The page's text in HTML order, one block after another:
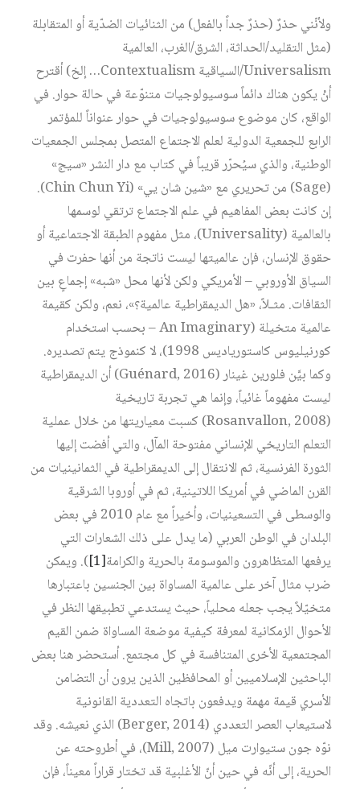
ولأنّني حذرٌ (حذرٌ جداً بالفعل) من الثنائيات الضدّية أو المتقابلة
(مثل التقليد/الحداثة، الشرق/الغرب، العالمية
Universalism/السياقية Contextualism… إلخ) أقترح
أنْ يكون هناك دائماً سوسيولوجيات متنوّعة في حالة حوار. في
الواقع، كان موضوع سوسيولوجيات في حوار عنواناً للمؤتمر
الرابع للجمعية الدولية لعلم الاجتماع المتصل بمجلس الجمعيات
الوطنية، والذي سيُحرّر قريباً في كتاب مع دار النشر «سيج»
(Sage) من تحريري مع «شين شان يي» (Chin Chun Yi).
إن كانت بعض المفاهيم في علم الاجتماع ترتقي لوسمها
بالعالمية (Universality)، مثل مفهوم الطبقة الاجتماعية أو
حقوق الإنسان، فإن عالميتها ليست ناتجة من أنها حفرت في
السياق الأوروبي – الأمريكي ولكن لأنها محل «شبه» إجماعٍ بين
الثقافات. مثـلاً، «هل الديمقراطية عالمية؟»، نعم، ولكن كقيمة
عالمية متخيلة (An Imaginary – بحسب استخدام
كورنيليوس كاستورياديس 1998)، لا كنموذج يتم تصديره.
وكما بيَّن فلورين غينار (Guénard, 2016) أن الديمقراطية
ليست مفهوماً غائياً، وإنما هي تجربة تاريخية
(Rosanvallon, 2008) كسبت معياريتها من خلال عملية
التعلم التاريخي الإنساني مفتوحة المآل، والتي أفضت إليها
الثورة الفرنسية، ثم الانتقال إلى الديمقراطية في الثمانينيات من
القرن الماضي في أمريكا اللاتينية، ثم في أوروبا الشرقية
والوسطى في التسعينيات، وأخيراً مع عام 2010 في بعض
البلدان في الوطن العربي (ما يدل على ذلك الشعارات التي
يرفعها المتظاهرون والموسومة بالحرية والكرامة‏[1] ). ويمكن
ضرب مثال آخر على عالمية المساواة بين الجنسين باعتبارها
متخيّلاً يجب جعله محلياً، حيث يستدعي تطبيقها النظر في
الأحوال الزمكانية لمعرفة كيفية موضعة المساواة ضمن القيم
المجتمعية الأخرى المتنافسة في كل مجتمع. أستحضر هنا بعض
الباحثين الإسلاميين أو المحافظين الذين يرون أن التضامن
الأسري قيمة مهمة ويدفعون باتجاه التعددية القانونية
لاستيعاب العصر التعددي (Berger, 2014) الذي نعيشه. وقد
نوّه جون ستيوارت ميل (Mill, 2007)، في أطروحته عن
الحرية، إلى أنّه في حين أنّ الأغلبية قد تختار قراراً معيناً، فإن